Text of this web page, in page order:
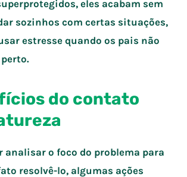
eles acabam sem
sozinhos com certas situações,
estresse quando os pais não
do contato
analisar o foco do problema para
resolvê-lo, algumas ações